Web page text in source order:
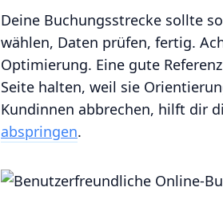
Deine Buchungsstrecke sollte
wählen, Daten prüfen, fertig.
Optimierung. Eine gute
Seite halten, weil sie
Kundinnen abbrechen, hilft dir
abspringen.